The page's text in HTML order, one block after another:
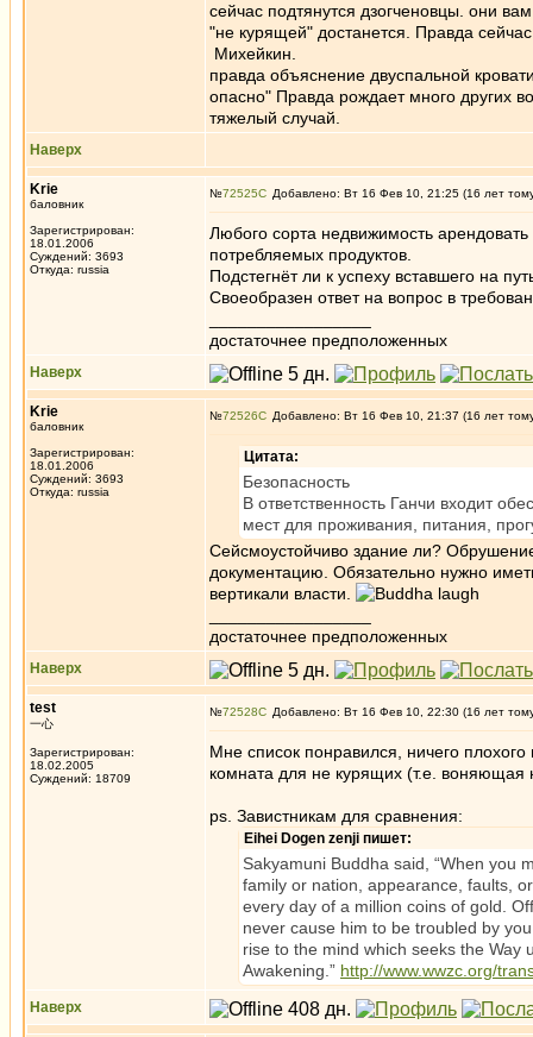
сейчас подтянутся дзогченовцы. они
"не курящей" достанется. Правда
Михейкин.
правда объяснение двуспальной
опасно" Правда рождает много других
тяжелый случай.
Наверх
Krie
баловник
Зарегистрирован:
18.01.2006
Суждений: 3693
Откуда: russia
№72525 Добавлено: Вт 16 Фев 10, 21:25 (16 лет
Любого сорта недвижимость
потребляемых продуктов.
Подстегнёт ли к успеху вставшего на
Своеобразен ответ на вопрос в
достаточнее предположенных
Наверх
Krie
баловник
Зарегистрирован:
18.01.2006
Суждений: 3693
Откуда: russia
№72526 Добавлено: Вт 16 Фев 10, 21:37 (16 лет
Цитата:
Безопасность
В ответственность Ганчи входит
мест для проживания, питания,
Сейсмоустойчиво здание ли?
документацию. Обязательно нужно
вертикали власти.
достаточнее предположенных
Наверх
test
一心
Зарегистрирован:
18.02.2005
Суждений: 18709
№72528 Добавлено: Вт 16 Фев 10, 22:30 (16 лет
Мне список понравился, ничего
комната для не курящих (т.е. воняющая
ps. Завистникам для сравнения:
Eihei Dogen zenji пишет:
Sakyamuni Buddha said, “When you
family or nation, appearance, faults,
every day of a million coins of gold.
never cause him to be troubled by
rise to the mind which seeks the Way
Awakening.” http://www.wwzc.org/
Наверх